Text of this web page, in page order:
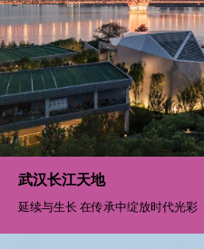
珠海华发·湾玺壹号
于碧波青翠中享隐世奢华